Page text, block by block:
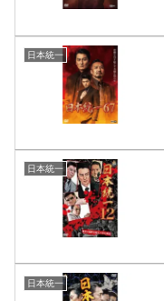
日本統一
日本統一
日本統一